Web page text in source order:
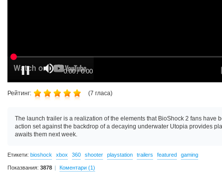
Рейтинг: (7 гласа)
The launch trailer is a realization of the elements that BioShock 2 fans have
action set against the backdrop of a decaying underwater Utopia provides
awaits them next week.
Етикети: bioshock xbox 360 shooter playstation trailers featured gaming
Показвания: 3878 Коментари (1)